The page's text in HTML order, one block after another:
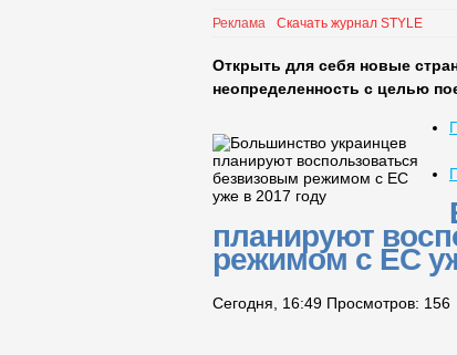
Реклама Скачать журнал STYLE
Открыть для себя новые
неопределенность с целью
планируют
режимом с ЕС
Сегодня, 16:49 Просмотров: 156